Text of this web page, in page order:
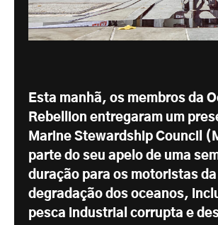
Esta manhã, os membros da
Rebellion entregaram um
Marine Stewardship Council
parte do seu apelo de uma
duração para os motoristas da
degradação dos oceanos,
pesca industrial corrupta e